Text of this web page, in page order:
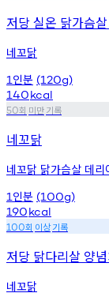
저당 실온 닭가슴
네꼬닭
1 인분 (120g)
140kcal
50회 미만기록
네꼬닭
네꼬닭 닭가슴살 데리
1 인분 (100g)
190kcal
100회 이상기록
저당 닭다리살 양
네꼬닭